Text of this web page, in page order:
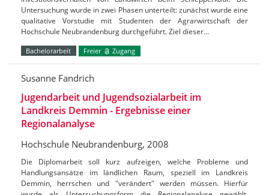
Untersuchung wurde in zwei Phasen unterteilt: zunächst wurde eine
qualitative Vorstudie mit Studenten der Agrarwirtschaft der
Hochschule Neubrandenburg durchgeführt. Ziel dieser…
Bachelorarbeit Freier Zugang
Susanne Fandrich
Jugendarbeit und Jugendsozialarbeit im
Landkreis Demmin - Ergebnisse einer
Regionalanalyse
Hochschule Neubrandenburg, 2008
Die Diplomarbeit soll kurz aufzeigen, welche Probleme und
Handlungsansätze im ländlichen Raum, speziell im Landkreis
Demmin, herrschen und "verändert" werden müssen. Hierfür